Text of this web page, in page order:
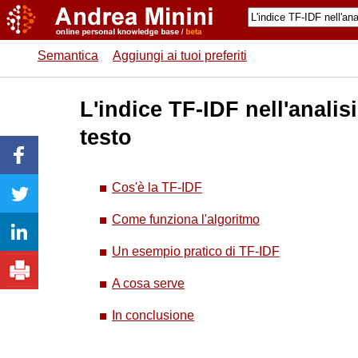
Semantica Aggiungi ai tuoi preferiti
L'indice TF-IDF
testo
Cos'è la TF-IDF
Come funziona l'algoritmo
Un esempio pratico di TF-IDF
A cosa serve
In conclusione